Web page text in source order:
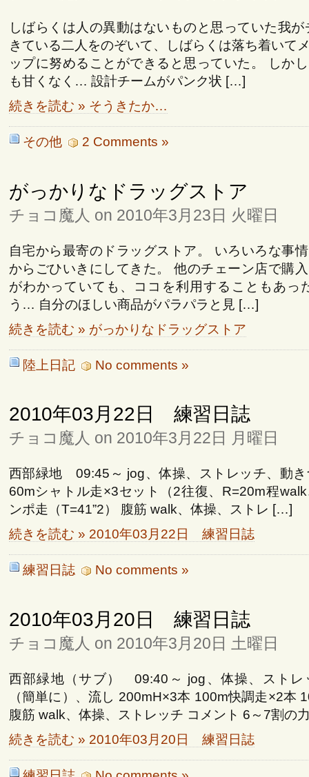
しばらくは人の異動はないものと思っていた我
きている二人をのぞいて、しばらくは落ち着いて
ップに努めることができると思っていた。 しか
も甘くなく… 設計チームがパンク状 […]
続きを読む » そうきたか…
その他 2 Comments »
がっかりなドラッグストア
チョコ魔人 on 2010年3月23日 火曜日
自宅から最寄のドラッグストア。 いろいろな事
からごひいきにしてきた。 他のチェーン店で購
がわかっていても、ココを利用することもあっ
う… 自分のほしい商品がパラパラと見 […]
続きを読む » がっかりなドラッグストア
陸上日記 No comments »
2010年03月22日 練習日誌
チョコ魔人 on 2010年3月22日 月曜日
西部緑地 09:45～ jog、体操、ストレッチ、動き
60mシャトル走×3セット（2往復、R=20m程walk
ンポ走（T=41”2） 腹筋 walk、体操、ストレ […]
続きを読む » 2010年03月22日 練習日誌
練習日誌 No comments »
2010年03月20日 練習日誌
チョコ魔人 on 2010年3月20日 土曜日
西部緑地（サブ） 09:40～ jog、体操、ストレ
（簡単に）、流し 200mH×3本 100m快調走×2本
腹筋 walk、体操、ストレッチ コメント 6～7割の
続きを読む » 2010年03月20日 練習日誌